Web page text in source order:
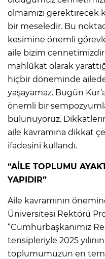
olmamızı gerektirecek
bir meseledir. Bu
kesimine önemli
aile bizim
mahlûkat olarak
hiçbir döneminde
yaşayamaz. Bugün
önemli bir
bulunuyoruz.
aile kavramına dikkat
ifadesini kullandı.
“AİLE TOPLUMU
YAPIDIR”
Aile kavramının
Üniversitesi Rektörü
“Cumhurbaşkanımız
tensipleriyle 2025
toplumumuzun en